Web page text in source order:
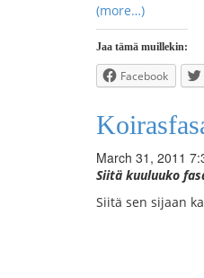
(more…)
Jaa tämä muillekin:
Facebook
March 31, 2011
Siitä kuuluuko
Siitä sen sijaan